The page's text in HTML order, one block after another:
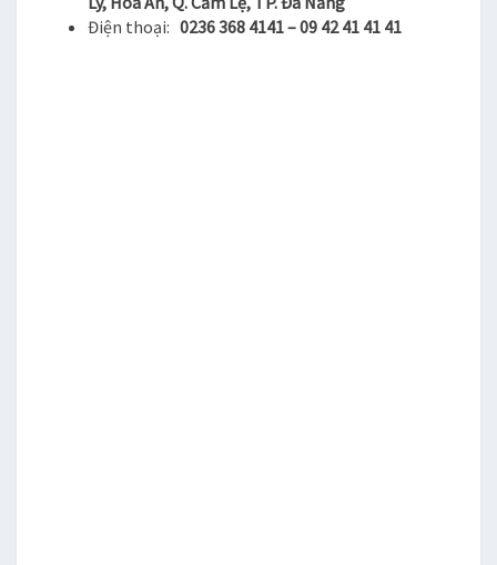
Điện thoại: 0236 368 4141 – 09 42 41 41 41